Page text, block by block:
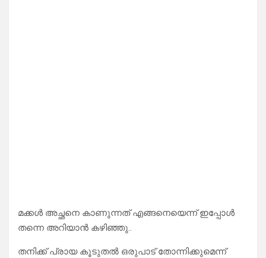
മക്കൾ അച്ഛനെ കാണുന്നത് എങ്ങനെയെന്ന് ഇപ്പോൾ
തന്നെ അറിയാൻ കഴിഞ്ഞു..
തനിക്ക് പ്രായ കൂടുതൽ ഒരുപാട് തോന്നിക്കുമെന്ന്